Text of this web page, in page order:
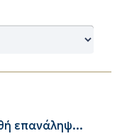
επανάληψ...